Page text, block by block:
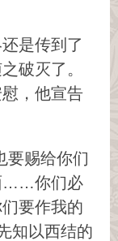
是传到了
破灭了。
，他宣告
赐给你们
……你们必
要作我的
知以西结的